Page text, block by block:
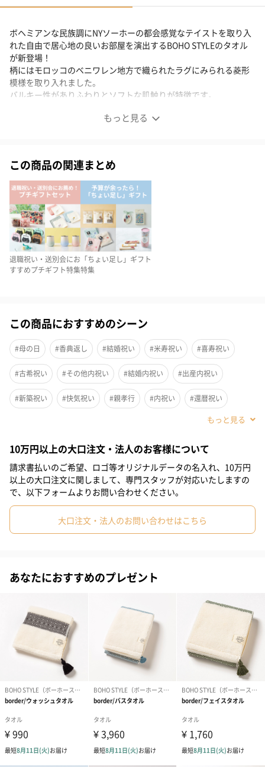
もっと見る
ボヘミアンな民族調にNYソーホーの都会感覚なテイストを取り入
れた自由で居心地の良いお部屋を演出するBOHO STYLEのタオル
が新登場！
柄にはモロッコのベニワレン地方で織られたラグにみられる菱形
模様を取り入れました。
バルキー性がありふわりとソフトな肌触りが特徴です。
ボヘミアンな民族調×NYソーホーの都会感覚なテイスト
この度、ボヘミアンな民族調に
NYソーホーの都会感覚なテイストを取り入れた
自由で居心地の良いお部屋を演出する
BOHO STYLEのタオルが新登場！
自分らしいスタイルを持ち、自信を持って、
くらしを楽しみで満たすことが
ちょっとだけ上手な方にぴったりです。
これは嫁入り道具として使われ、菱形には
「家を守る」といういわれがあると言われています。
バルキー性がありふわりとソフトな肌触りが特徴です。
オシャレなタッセルがアクセントです。
今治タオルブランド認定
『四国タオル工業組合』が定める
高品質のタオル商品であることを保証されています。
[第2019-1793号]
高品質のウォッシュタオル
ソフトな肌触りのウォッシュタオルです。
ボヘミアンな民族調に
NYソーホーの都会感覚なテイストをあわせたデザインが、
この商品の関連まとめ
退職祝い・送別会にお
すすめプチギフト特集
「ちょい足し」ギフト
特集
この商品におすすめのシーン
#母の日 #香典返し #結婚祝い #米寿祝い #喜寿祝い
#古希祝い #その他内祝い #結婚内祝い #出産内祝い
#新築祝い #快気祝い #親孝行 #内祝い #還暦祝い
#ホワイトデー
#クリスマス #お中元 #女性 #女友達 #彼女
#義母 #母親 #姉 #弟 #息子 #娘 #姪 #甥
#部下男性 #部下女性 #義父 #取引先男性
#親戚女性 #妹 #兄 #同僚男性
#男性 #男友達 #彼氏 #40代
10万円以上の大口注文・法人のお客様について
請求書払いのご希望、ロゴ等オリジナルデータの名入れ、10万円
以上の大口注文に関しまして、専門スタッフが対応いたしますの
で、以下フォームよりお問い合わせください。
大口注文・法人のお問い合わせはこちら
あなたにおすすめのプレゼント